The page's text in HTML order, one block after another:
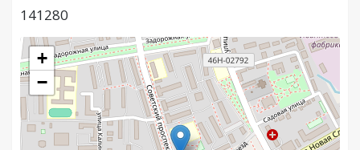
141280
+
−